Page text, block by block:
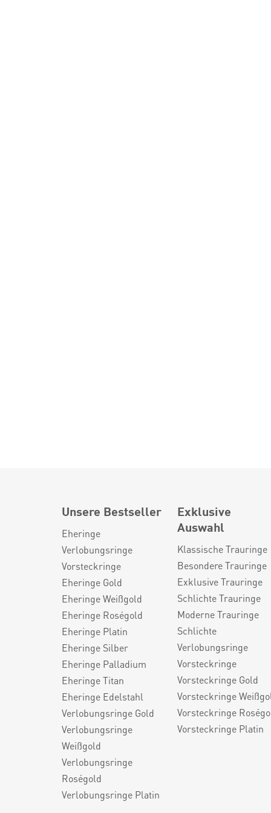
Unsere Bestseller
Eheringe
Verlobungsringe
Vorsteckringe
Eheringe Gold
Eheringe Weißgold
Eheringe Roségold
Eheringe Platin
Eheringe Silber
Eheringe Palladium
Eheringe Titan
Eheringe Edelstahl
Verlobungsringe Gold
Verlobungsringe
Weißgold
Verlobungsringe
Roségold
Verlobungsringe Platin
Exklusive
Auswahl
Klassische Trauringe
Besondere Trauringe
Exklusive Trauringe
Schlichte Trauringe
Moderne Trauringe
Schlichte
Verlobungsringe
Vorsteckringe
Vorsteckringe Gold
Vorsteckringe
Vorsteckringe
Vorsteckringe Platin